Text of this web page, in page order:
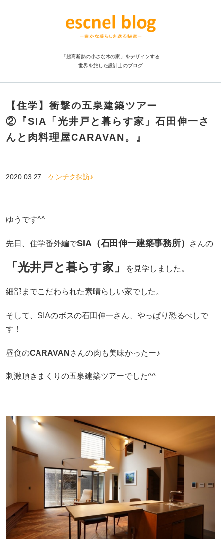
「超高断熱の小さな木の家」をデザインする
世界を旅した設計士のブログ
【住学】衝撃の五泉建築ツアー
②『SIA「光井戸と暮らす家」石田伸一さ
んと肉料理屋CARAVAN。』
2020.03.27 ケンチク探訪♪
ゆうです^^
先日、住学番外編でSIA（石田伸一建築事務所） さんの
「光井戸と暮らす家」 を見学しました。
細部までこだわられた素晴らしい家でした。
そして、SIAのボスの石田伸一さん、やっぱり恐るべしで
す！
昼食のCARAVAN さんの肉も美味かったー♪
刺激頂きまくりの五泉建築ツアーでした^^